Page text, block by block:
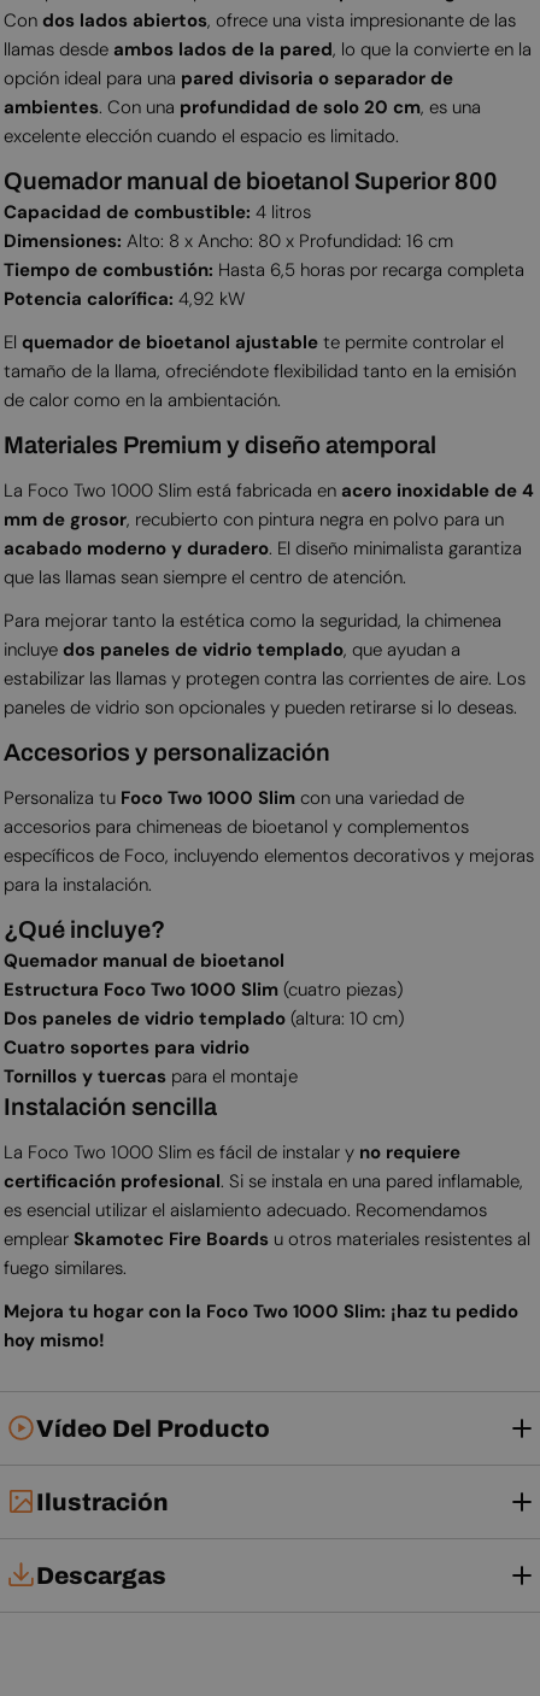
Con dos lados abiertos, ofrece una vista impresionante de las
llamas desde ambos lados de la pared, lo que la convierte en la
opción ideal para una pared divisoria o separador de
ambientes. Con una profundidad de solo 20 cm, es una
excelente elección cuando el espacio es limitado.
Quemador manual de bioetanol Superior 800
Capacidad de combustible: 4 litros
Dimensiones: Alto: 8 x Ancho: 80 x Profundidad: 16 cm
Tiempo de combustión: Hasta 6,5 horas por recarga completa
Potencia calorífica: 4,92 kW
El quemador de bioetanol ajustablete permite controlar el
tamaño de la llama, ofreciéndote flexibilidad tanto en la emisión
de calor como en la ambientación.
Materiales Premium y diseño atemporal
La Foco Two 1000 Slim está fabricada en acero inoxidable de 4
mm de grosor, recubierto con pintura negra en polvo para un
acabado moderno y duradero. El diseño minimalista garantiza
que las llamas sean siempre el centro de atención.
Para mejorar tanto la estética como la seguridad, la chimenea
incluye dos paneles de vidrio templado, que ayudan a
estabilizar las llamas y protegen contra las corrientes de aire. Los
paneles de vidrio son opcionales y pueden retirarse si lo deseas.
Accesorios y personalización
Personaliza tu Foco Two 1000 Slimcon una variedad de
accesorios para chimeneas de bioetanol y complementos
específicos de Foco, incluyendo elementos decorativos y mejoras
para la instalación.
¿Qué incluye?
Quemador manual de bioetanol
Estructura Foco Two 1000 Slim(cuatro piezas)
Dos paneles de vidrio templado(altura: 10 cm)
Cuatro soportes para vidrio
Tornillos y tuercaspara el montaje
Instalación sencilla
La Foco Two 1000 Slim es fácil de instalar y no requiere
certificación profesional. Si se instala en una pared inflamable,
es esencial utilizar el aislamiento adecuado. Recomendamos
emplear Skamotec Fire Boardsu otros materiales resistentes al
fuego similares.
Mejora tu hogar con la Foco Two 1000 Slim: ¡haz tu pedido
hoy mismo!
Vídeo Del Producto
Ilustración
Descargas